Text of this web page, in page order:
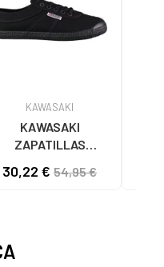
KAWASAKI
KAWASAKI
ZAPATILLAS
CANVAS K192495
30,22 € 54,95 €